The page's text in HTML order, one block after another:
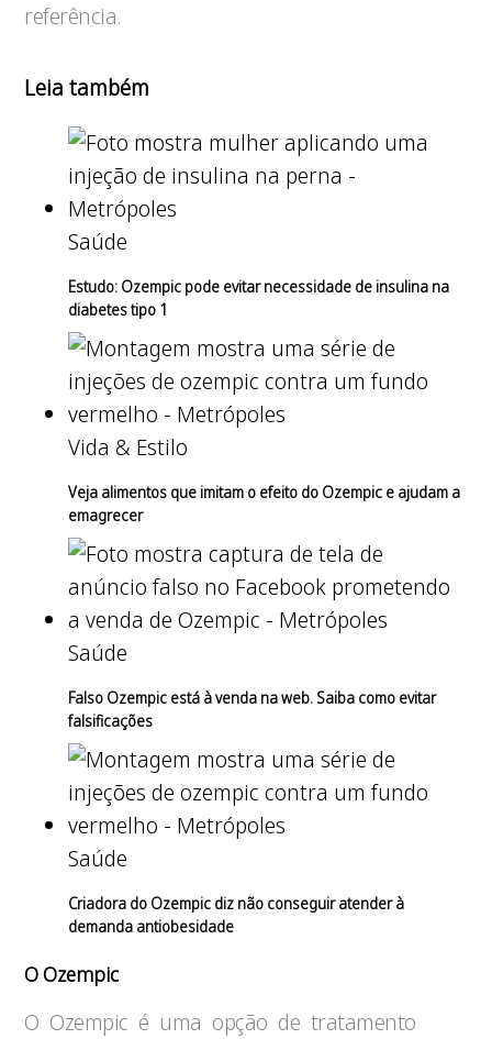
referência.
Leia também
Saúde
Estudo: Ozempic pode evitar necessidade de insulina na
diabetes tipo 1
Vida & Estilo
Veja alimentos que imitam o efeito do Ozempic e ajudam a
emagrecer
Saúde
Falso Ozempic está à venda na web. Saiba como evitar
falsificações
Saúde
Criadora do Ozempic diz não conseguir atender à
demanda antiobesidade
O Ozempic
O Ozempic é uma opção de tratamento